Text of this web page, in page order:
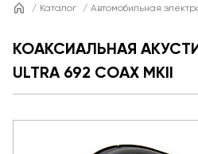
/ Каталог / Автомобильная
КОАКСИАЛЬНАЯ
ULTRA 692 COAX MKII